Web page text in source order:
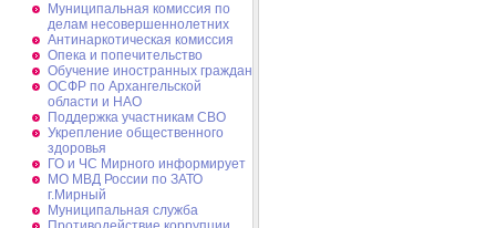
Муниципальная комиссия по
делам несовершеннолетних
Антинаркотическая комиссия
Опека и попечительство
Обучение иностранных граждан
ОСФР по Архангельской
области и НАО
Поддержка участникам СВО
Укрепление общественного
здоровья
ГО и ЧС Мирного информирует
МО МВД России по ЗАТО
г.Мирный
Муниципальная cлужба